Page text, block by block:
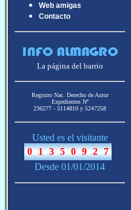
Web amigas
Contacto
La página del barrio
Registro Nac. Derecho de Autor
Expedientes Nª
236277 - 5114810 y 5247258
Usted es el visitante
Desde 01/01/2014